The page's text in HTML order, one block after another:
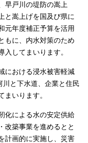
早戸川の堤防の嵩上
と嵩上げを国及び県に
元年度補正予算を活用
もに、内水対策のため
してまいります。
における浸水被害軽減
と下水道、企業と住民
まいります。
化による水の安定供給
改築事業を進めるとと
計画的に実施し、災害